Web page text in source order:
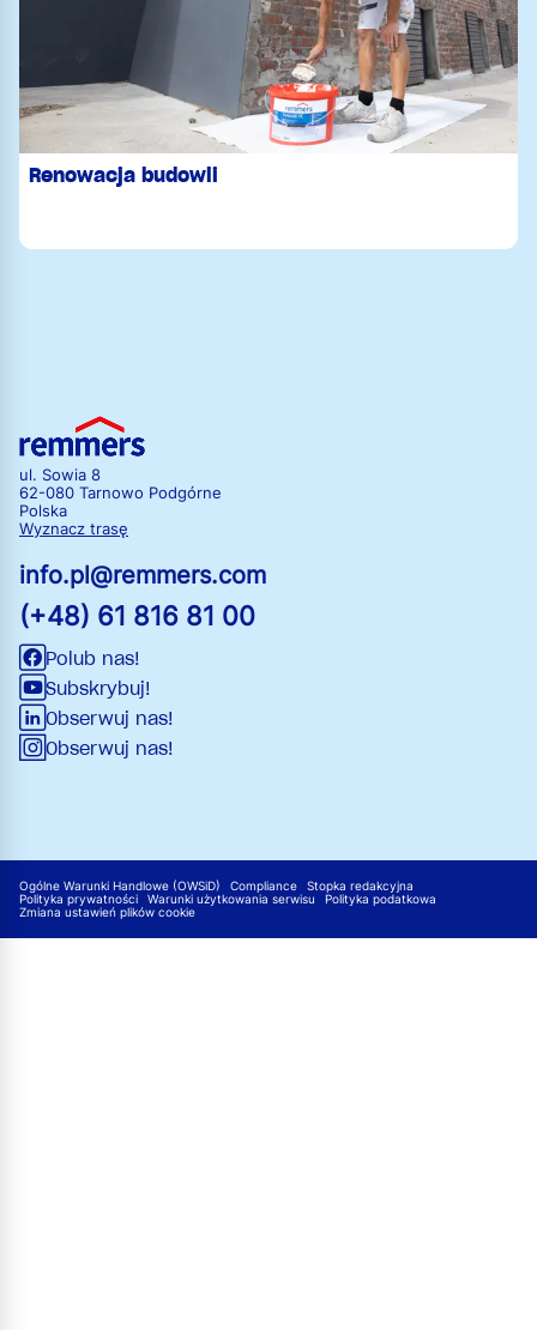
Renowacja budowli
ul. Sowia 8
62-080 Tarnowo Podgórne
Polska
Wyznacz trasę
info.pl@remmers.com
(+48) 61 816 81 00
Polub nas!
Subskrybuj!
Obserwuj nas!
Obserwuj nas!
Ogólne Warunki Handlowe (OWSiD) Compliance
Stopka redakcyjna
Polityka prywatności
Warunki użytkowania serwisu
Polityka podatkowa
Zmiana ustawień plików cookie